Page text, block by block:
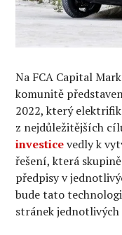
Na FCA Capital
komunitě
2022, který
z nejdůležitějších
investicevedly k
řešení, která
předpisy v
bude tato
stránek jednotlivých